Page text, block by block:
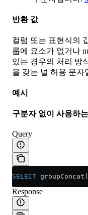
반환 값
컬럼 또는 표현식의
룹에 요소가 없거나
있는 경우의 처리 방
을 갖는 널 허용 문자
예시
구분자 없이 사용하
Query
SELECT groupConcat(
Response